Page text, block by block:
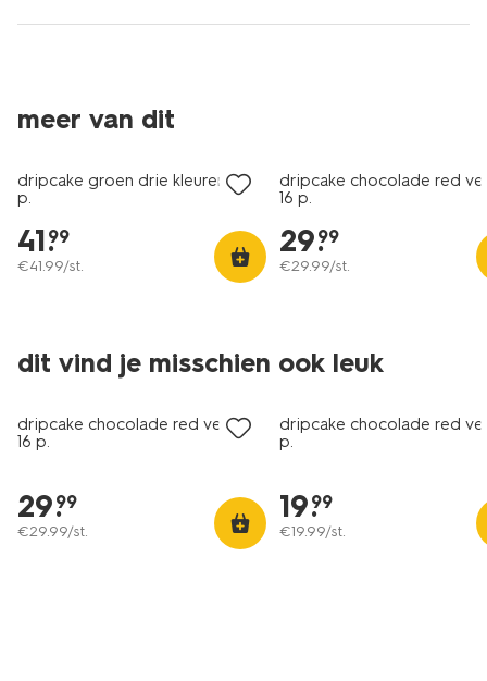
meer van dit
dripcake groen drie kleuren 24
p.
41.
99
€41.99/st.
dripcake chocolade red
16 p.
29.
99
€29.99/st.
dit vind je misschien ook leuk
dripcake chocolade red velvet
16 p.
29.
99
€29.99/st.
dripcake chocolade red
p.
19.
99
€19.99/st.